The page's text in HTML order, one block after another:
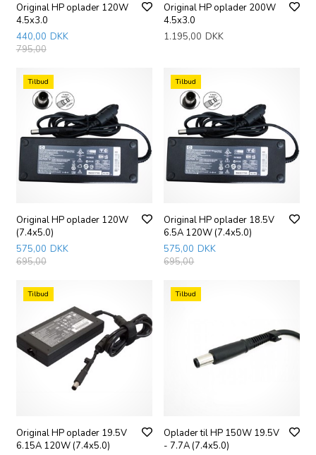
Original HP oplader 120W
4.5x3.0
440,00 DKK
795,00
Original HP oplader 200W
4.5x3.0
1.195,00 DKK
Tilbud
Original HP oplader 120W
(7.4x5.0)
575,00 DKK
695,00
Tilbud
Original HP oplader 18.5V
6.5A 120W (7.4x5.0)
575,00 DKK
695,00
Tilbud
Original HP oplader 19.5V
6.15A 120W (7.4x5.0)
Tilbud
Oplader til HP 150W 19.5V
- 7.7A (7.4x5.0)